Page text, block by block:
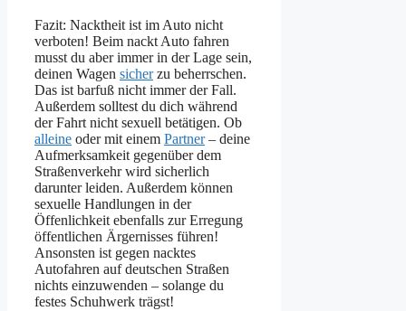
Fazit: Nacktheit ist im Auto nicht
verboten! Beim nackt Auto fahren
musst du aber immer in der Lage sein,
deinen Wagen sicherzu beherrschen.
Das ist barfuß nicht immer der Fall.
Außerdem solltest du dich während
der Fahrt nicht sexuell betätigen. Ob
alleine oder mit einem Partner– deine
Aufmerksamkeit gegenüber dem
Straßenverkehr wird sicherlich
darunter leiden. Außerdem können
sexuelle Handlungen in der
Öffenlichkeit ebenfalls zur Erregung
öffentlichen Ärgernisses führen!
Ansonsten ist gegen nacktes
Autofahren auf deutschen Straßen
nichts einzuwenden – solange du
festes Schuhwerk trägst!